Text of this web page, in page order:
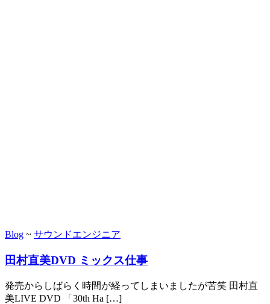
Blog ~ サウンドエンジニア
田村直美DVD ミックス仕事
発売からしばらく時間が経ってしまいましたが苦笑 田村直
美LIVE DVD 「30th Ha […]